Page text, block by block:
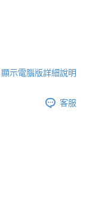
同意方可使用
本公司將視審查結果
採取法律行動。
顯示電腦版詳細說明
客服